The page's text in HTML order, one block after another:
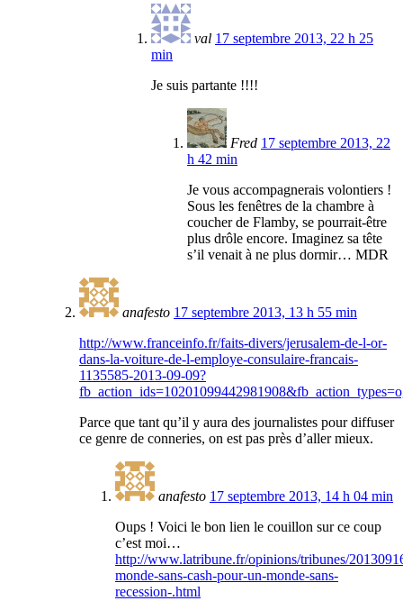
val 17 septembre 2013, 22 h 25
min
Je suis partante !!!!
Fred 17 septembre 2013, 22
h 42 min
Je vous accompagnerais volontiers !
Sous les fenêtres de la chambre à
coucher de Flamby, se pourrait-être
plus drôle encore. Imaginez sa tête
s’il venait à ne plus dormir… MDR
anafesto 17 septembre 2013, 13 h 55 min
http://www.franceinfo.fr/faits-divers/jerusalem-de-l-or-
dans-la-voiture-de-l-employe-consulaire-francais-
1135585-2013-09-09?
Parce que tant qu’il y aura des journalistes pour diffuser
ce genre de conneries, on est pas près d’aller mieux.
anafesto 17 septembre 2013, 14 h 04 min
Oups ! Voici le bon lien le couillon sur ce coup
c’est moi…
http://www.latribune.fr/opinions/tribunes/
monde-sans-cash-pour-un-monde-sans-
recession-.html